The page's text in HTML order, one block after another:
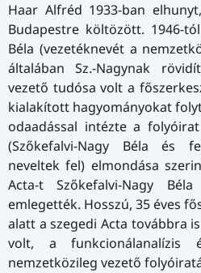
Haar Alfréd 1933-ban
Budapestre költözött. 1946-
Béla (vezetéknevét a
általában Sz.-Nagynak
vezető tudósa volt a
kialakított hagyományokat
odaadással intézte a
(Szőkefalvi-Nagy Béla és
neveltek fel) elmondása
Acta-t Szőkefalvi-Nagy
emlegették. Hosszú, 35 éves
alatt a szegedi Acta továbbra
volt, a funkcionálanalízis
nemzetközileg vezető